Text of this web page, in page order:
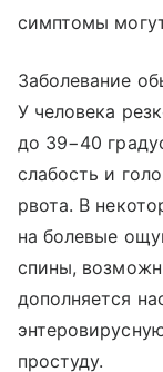
симптомы
Заболевание
У человека
до 39−40
слабость и
рвота. В
на болевые
спины,
дополняется
простуду.